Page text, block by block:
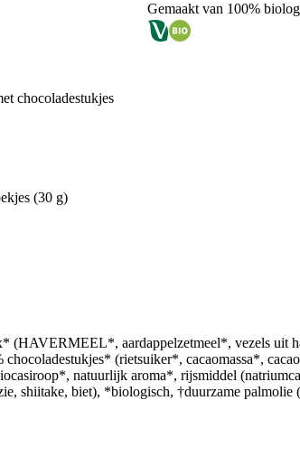
Gemaakt van 100%
chocoladestukjes
(30 g)
(HAVERMEEL*, aardappelzetmeel*, vezels uit
(rietsuiker*, cacaomassa*,
natuurlijk aroma*, rijsmiddel
shiitake, biet), *biologisch, †duurzame palmolie